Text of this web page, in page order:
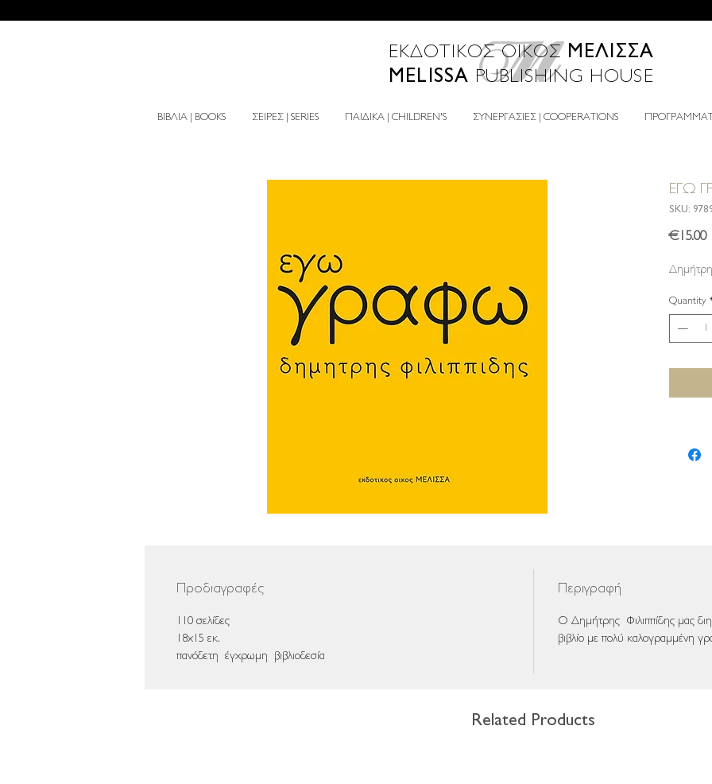
ΕΚΔΟΤΙΚΟΣ ΟΙΚΟΣ ΜΕΛΙΣΣΑ
MELISSA PUBLISHING HOUSE
ΒΙΒΛΙΑ | BOOKS ΣΕΙΡΕΣ | SERIES ΠΑΙΔΙΚΑ | CHILDREN'S ΣΥΝΕΡΓΑΣΙΕΣ | COOPERATIONS
ΕΓΩ
SKU:
€15.00
Quantity
Προδιαγραφές
110 σελίδες
18x15 εκ.
πανόδετη έγχρωμη βιβλιοδεσία
Περιγραφή
Ο Δημήτρης Φιλιππίδης μας
βιβλίο με πολύ καλογραμμένη
Related Products